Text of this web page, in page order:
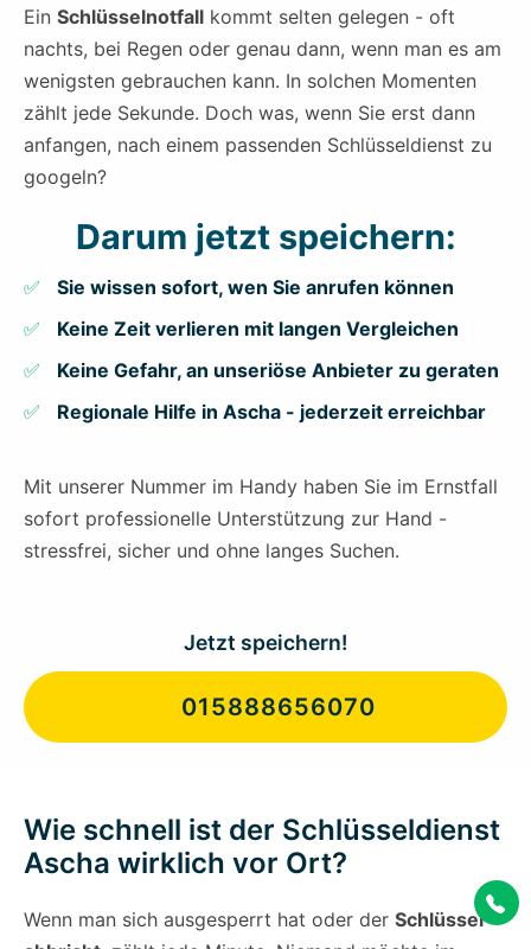
Ein Schlüsselnotfall kommt selten gelegen - oft
nachts, bei Regen oder genau dann, wenn man es am
wenigsten gebrauchen kann. In solchen Momenten
zählt jede Sekunde. Doch was, wenn Sie erst dann
anfangen, nach einem passenden Schlüsseldienst zu
googeln?
Darum jetzt speichern:
Sie wissen sofort, wen Sie anrufen können
Keine Zeit verlieren mit langen Vergleichen
Keine Gefahr, an unseriöse Anbieter zu geraten
Regionale Hilfe in Ascha - jederzeit erreichbar
Mit unserer Nummer im Handy haben Sie im Ernstfall
sofort professionelle Unterstützung zur Hand -
stressfrei, sicher und ohne langes Suchen.
Jetzt speichern!
015888656070
Wie schnell ist der Schlüsseldienst
Ascha wirklich vor Ort?
Wenn man sich ausgesperrt hat oder der Schlüssel